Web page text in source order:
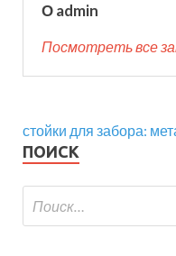
О admin
Посмотреть все
стойки для забора:
ПОИСК